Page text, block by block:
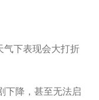
气下表现会大打折
下降，甚至无法启